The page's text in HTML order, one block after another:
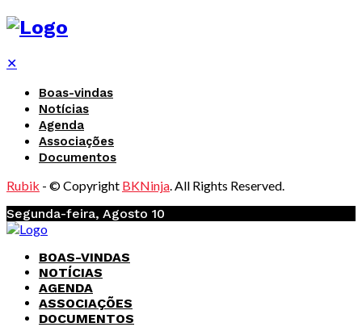
✕
Boas-vindas
Notícias
Agenda
Associações
Documentos
Rubik - © Copyright BKNinja. All Rights Reserved.
Segunda-feira, Agosto 10
BOAS-VINDAS
NOTÍCIAS
AGENDA
ASSOCIAÇÕES
DOCUMENTOS